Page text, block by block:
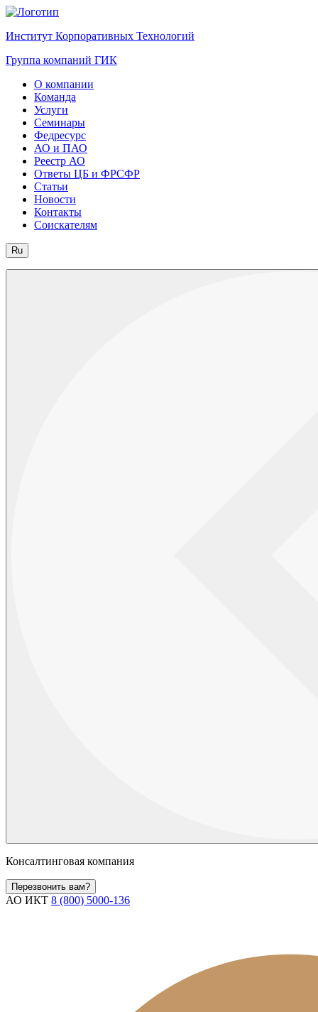
Институт Корпоративных Технологий
Группа компаний ГИК
О компании
Команда
Услуги
Семинары
Федресурс
АО и ПАО
Реестр АО
Ответы ЦБ и ФРСФР
Статьи
Новости
Контакты
Соискателям
Ru
Консалтинговая компания
Перезвонить вам?
АО ИКТ 8 (800) 5000-136